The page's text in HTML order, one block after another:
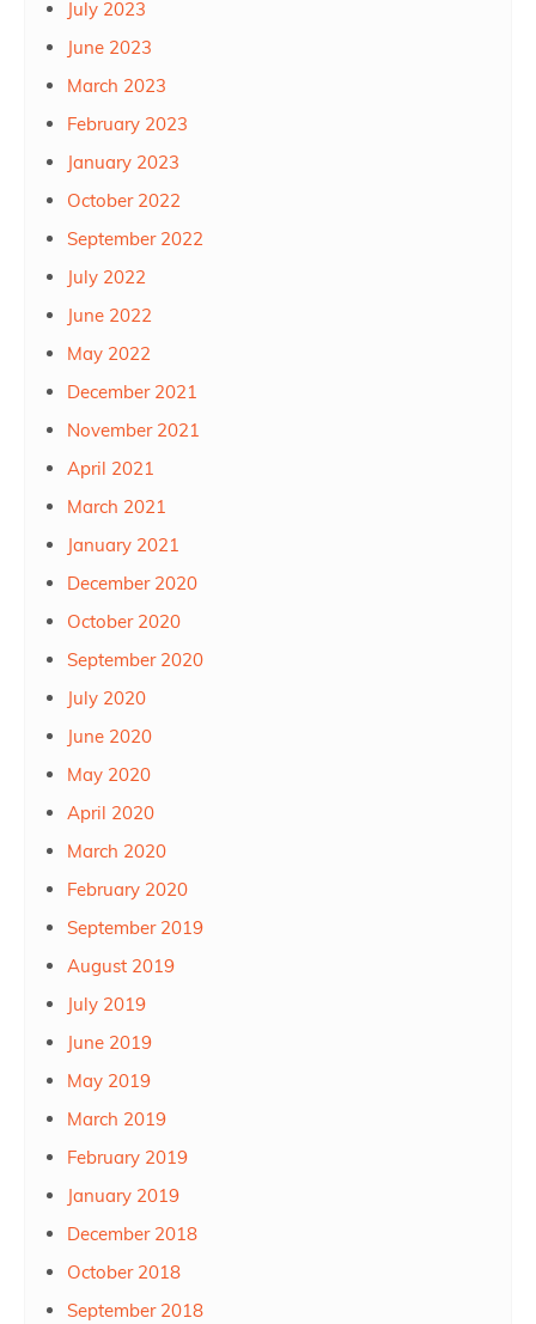
July 2023
June 2023
March 2023
February 2023
January 2023
October 2022
September 2022
July 2022
June 2022
May 2022
December 2021
November 2021
April 2021
March 2021
January 2021
December 2020
October 2020
September 2020
July 2020
June 2020
May 2020
April 2020
March 2020
February 2020
September 2019
August 2019
July 2019
June 2019
May 2019
March 2019
February 2019
January 2019
December 2018
October 2018
September 2018